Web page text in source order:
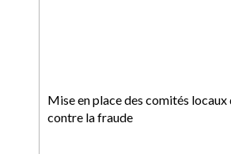
Mise en place des comités
contre la fraude